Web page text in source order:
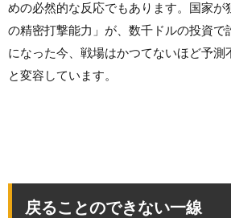
めの必然的な反応でもあります。国家が
の精密打撃能力」が、数千ドルの投資で
になった今、戦場はかつてないほど予測
と変容しています。
戻ることのできない一線